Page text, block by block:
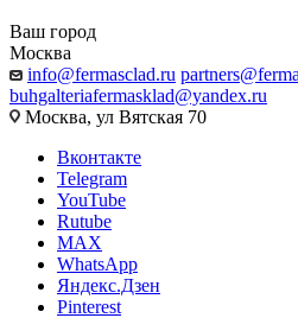
Ваш город
Москва
info@fermasclad.ru
buhgalteriafermasklad@yandex.ru
Москва, ул Вятская 70
Вконтакте
Telegram
YouTube
Rutube
MAX
WhatsApp
Яндекс.Дзен
Pinterest